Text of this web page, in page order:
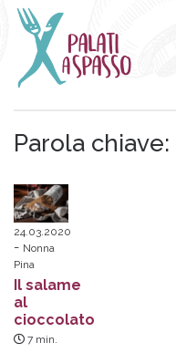
Parola chiave:
24.03.2020
Nonna
Pina
Il salame
al
cioccolato
7 min.